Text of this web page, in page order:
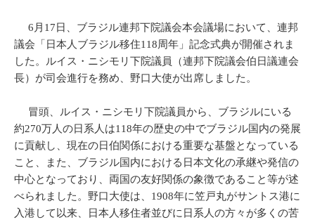
6月17日、ブラジル連邦下院議会本会議場において、連邦
議会「日本人ブラジル移住118周年」記念式典が開催されま
した。ルイス・ニシモリ下院議員（連邦下院議会伯日議連会
長）が司会進行を務め、野口大使が出席しました。
冒頭、ルイス・ニシモリ下院議員から、ブラジルにいる
約270万人の日系人は118年の歴史の中でブラジル国内の発展
に貢献し、現在の日伯関係における重要な基盤となっている
こと、また、ブラジル国内における日本文化の承継や発信の
中心となっており、両国の友好関係の象徴であること等が述
べられました。野口大使は、1908年に笠戸丸がサントス港に
入港して以来、日本人移住者並びに日系人の方々が多くの苦